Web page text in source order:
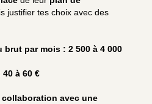
justifier tes choix avec des
brut par mois : 2 500 à 4 000
à 60 €
collaboration avec une